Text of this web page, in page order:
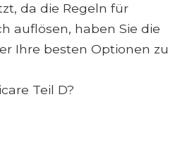
da die Regeln für
auflösen, haben Sie die
Ihre besten Optionen zu
Teil D?